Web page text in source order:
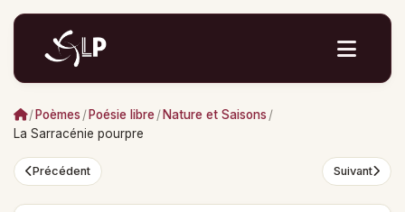
/ Poèmes / Poésie libre/ Nature et Saisons /
La Sarracénie pourpre
Précédent Suivant